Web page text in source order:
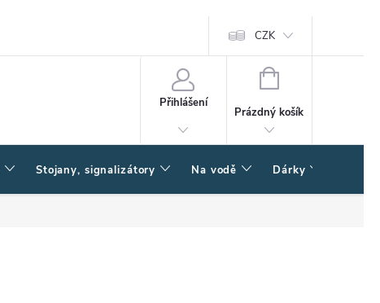
CZK
Přihlášení
NÁKUPNÍ
Prázdný košík
Stojany, signalizátory Na vodě Dárky